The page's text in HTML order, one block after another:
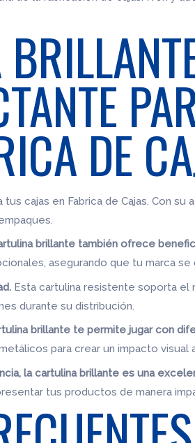
DE
cajas en Fabrica de Cajas. Con
brillante también ofrece
asegurando que tu marca se
Esta cartulina resistente soporta el
durante su distribución.
brillante te permite jugar con
para crear un impacto visual
la cartulina brillante es una
tus productos de manera